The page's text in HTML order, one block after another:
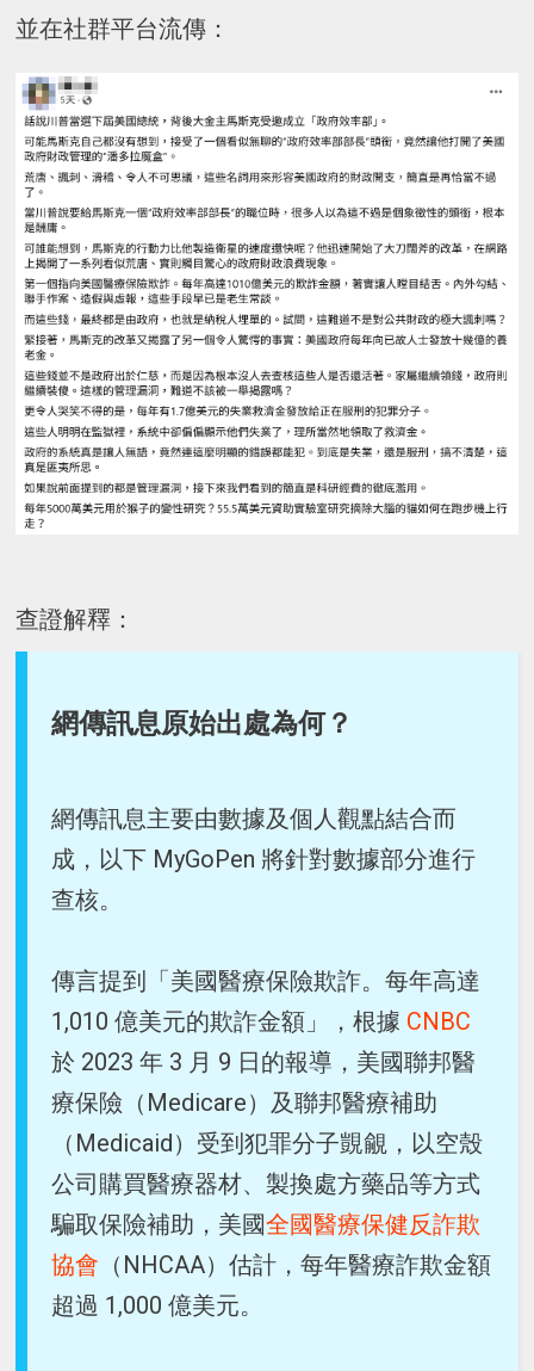
並在社群平台流傳：
查證解釋：
網傳訊息原始出處為何？
網傳訊息主要由數據及個人觀點結合而
成，以下 MyGoPen 將針對數據部分進行
查核。
傳言提到「美國醫療保險欺詐。每年高達
1,010 億美元的欺詐金額」，根據 CNBC
於 2023 年 3 月 9 日的報導，美國聯邦醫
療保險（Medicare）及聯邦醫療補助
（Medicaid）受到犯罪分子覬覦，以空殼
公司購買醫療器材、製換處方藥品等方式
騙取保險補助，美國全國醫療保健反詐欺
協會 （NHCAA）估計，每年醫療詐欺金額
超過 1,000 億美元。